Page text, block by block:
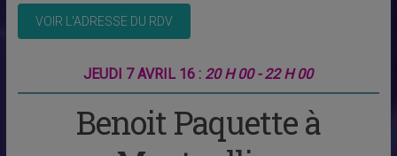
JEUDI 7 AVRIL 16 : 20 H 00 - 22 H 00
Benoit Paquette à